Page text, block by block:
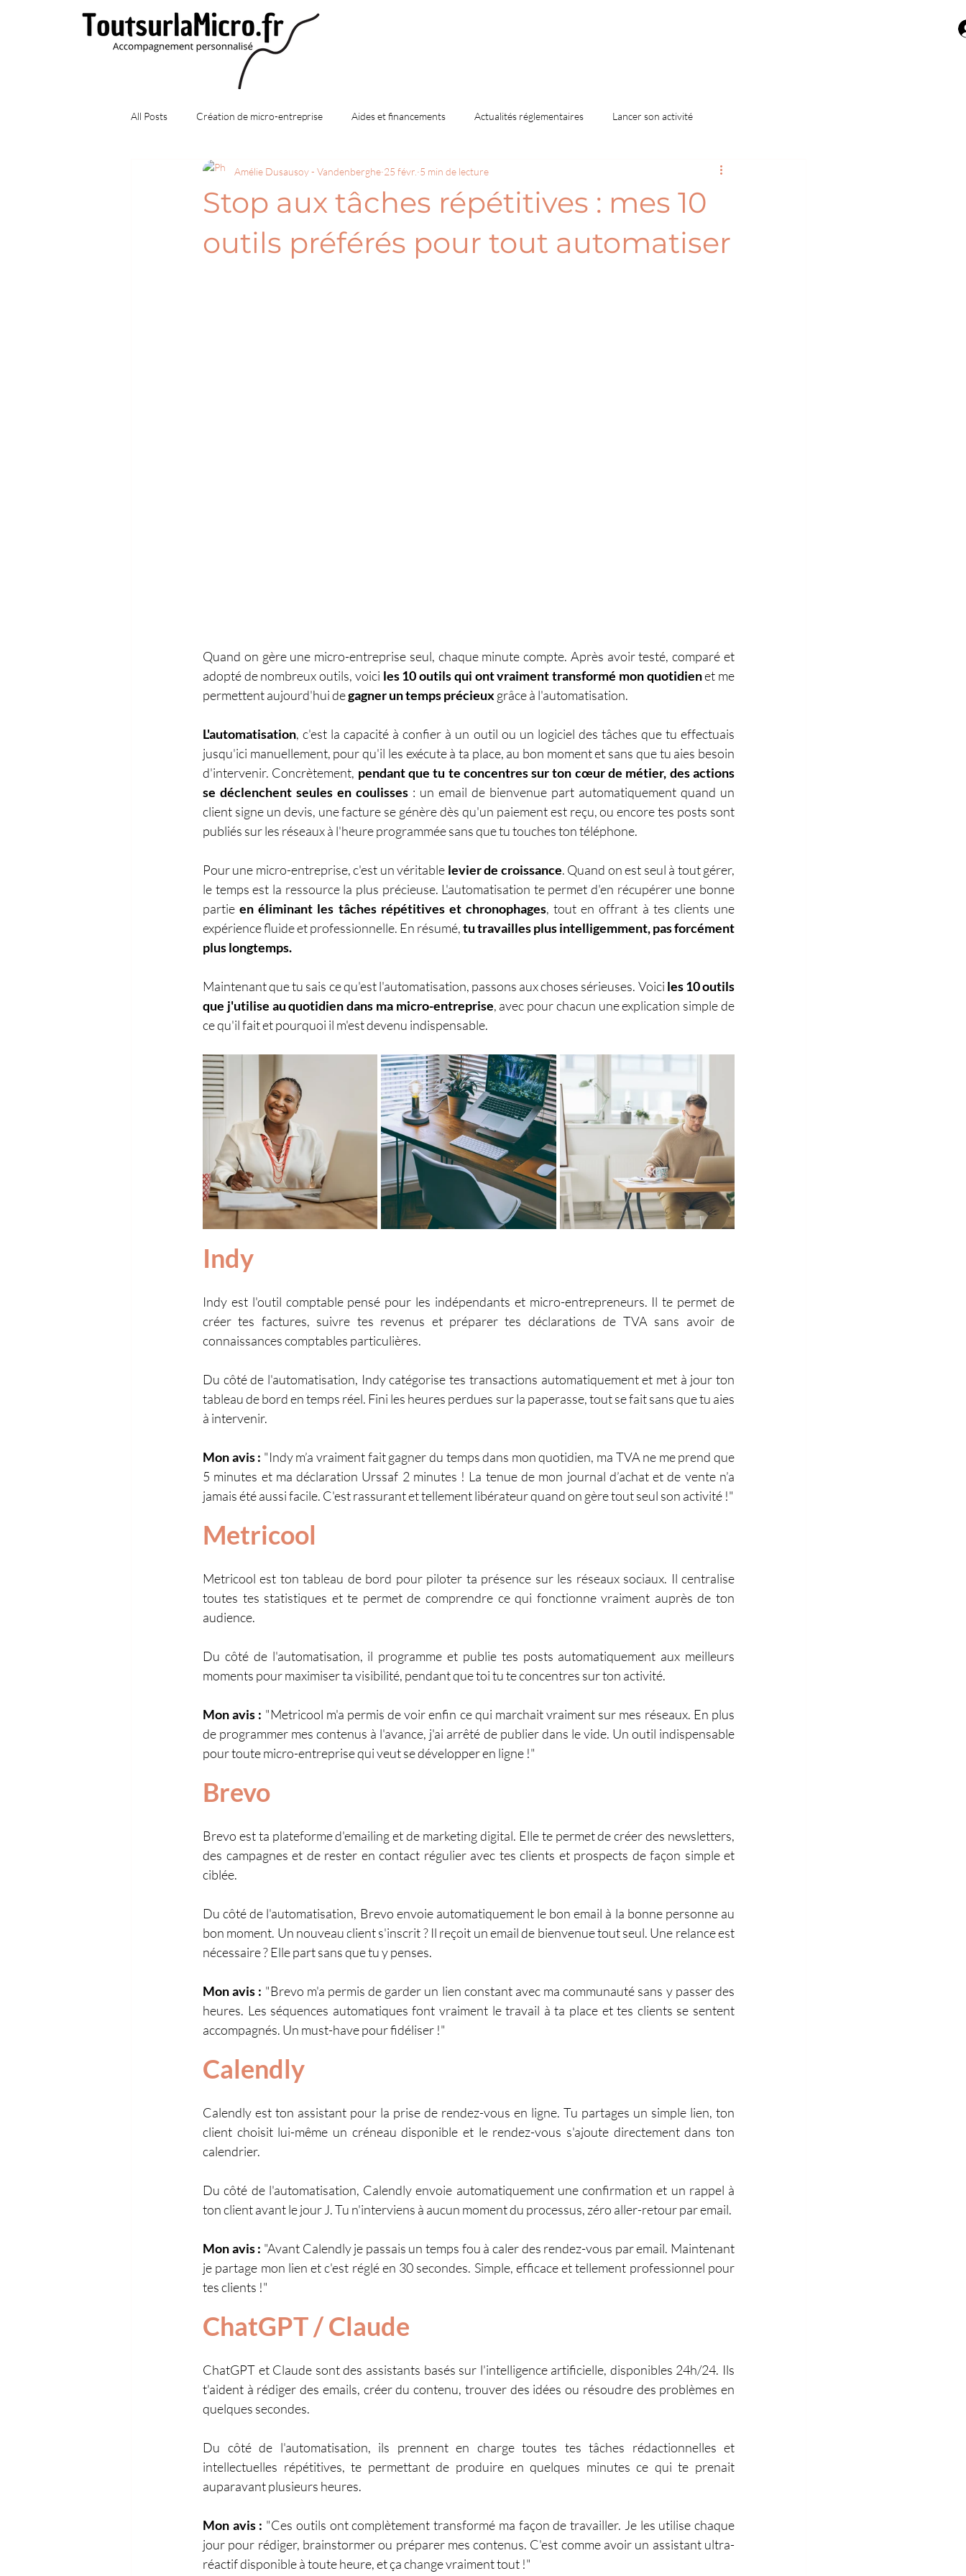
All Posts Création de micro-entreprise Aides et financements Actualités réglementaires Lancer son activité
Démarches et formalités Statut auto-entrepreneur ACRE et aides à la création Optimisation financière
Stop aux tâches répétitives : mes 10
outils préférés pour tout automatiser
Amélie Dusausoy - Vandenberghe 25 févr. 5 min de lecture
Quand on gère une micro-entreprise seul, chaque minute compte. Après avoir testé, comparé et
adopté de nombreux outils, voici les 10 outils qui ont vraiment transformé mon quotidien et me
permettent aujourd'hui de gagner un tempsprécieux grâce à l'automatisation.
L'automatisation, c'est la capacité à confier à un outil ou un logiciel des tâches que tu effectuais
jusqu'ici manuellement, pour qu'il les exécute à ta place, au bon moment et sans que tu aies besoin
d'intervenir. Concrètement, pendant que tu te concentres sur ton cœur de métier, des actions
se déclenchent seules en coulisses : un email de bienvenue part automatiquement quand un
client signe un devis, une facture se génère dès qu'un paiement est reçu, ou encore tes posts sont
publiés sur les réseaux à l'heure programmée sans que tu touches ton téléphone.
Pour une micro-entreprise, c'est un véritable levier de croissance. Quand on est seul à tout gérer,
le temps est la ressource la plus précieuse. L'automatisation te permet d'en récupérer une bonne
partie en éliminant les tâches répétitives et chronophages, tout en offrant à tes clients une
expérience fluide et professionnelle. En résumé, tu travailles plus intelligemment, pas forcément
plus longtemps.
Maintenant que tu sais ce qu'est l'automatisation, passons aux choses sérieuses. Voici les 10 outils
que j'utilise au quotidien dans ma micro-entreprise, avec pour chacun une explication simple de
ce qu'il fait et pourquoi il m'est devenu indispensable.
Indy
Indy est l'outil comptable pensé pour les indépendants et micro-entrepreneurs. Il te permet de
créer tes factures, suivre tes revenus et préparer tes déclarations de TVA sans avoir de
connaissances comptables particulières.
Du côté de l'automatisation, Indy catégorise tes transactions automatiquement et met à jour ton
tableau de bord en temps réel. Fini les heures perdues sur la paperasse, tout se fait sans que tu aies
à intervenir.
Mon avis : "Indy m’a vraiment fait gagner du temps dans mon quotidien, ma TVA ne me prend que
5 minutes et ma déclaration Urssaf 2 minutes ! La tenue de mon journal d’achat et de vente n’a
jamais été aussi facile. C'est rassurant et tellement libérateur quand on gère tout seul son activité !"
Metricool
Metricool est ton tableau de bord pour piloter ta présence sur les réseaux sociaux. Il centralise
toutes tes statistiques et te permet de comprendre ce qui fonctionne vraiment auprès de ton
audience.
Du côté de l'automatisation, il programme et publie tes posts automatiquement aux meilleurs
moments pour maximiser ta visibilité, pendant que toi tu te concentres sur ton activité.
Mon avis : "Metricool m'a permis de voir enfin ce qui marchait vraiment sur mes réseaux. En plus
de programmer mes contenus à l'avance, j'ai arrêté de publier dans le vide. Un outil indispensable
pour toute micro-entreprise qui veut se développer en ligne !"
Brevo
Brevo est ta plateforme d'emailing et de marketing digital. Elle te permet de créer des newsletters,
des campagnes et de rester en contact régulier avec tes clients et prospects de façon simple et
ciblée.
Du côté de l'automatisation, Brevo envoie automatiquement le bon email à la bonne personne au
bon moment. Un nouveau client s'inscrit ? Il reçoit un email de bienvenue tout seul. Une relance est
nécessaire ? Elle part sans que tu y penses.
Mon avis : "Brevo m'a permis de garder un lien constant avec ma communauté sans y passer des
heures. Les séquences automatiques font vraiment le travail à ta place et tes clients se sentent
accompagnés. Un must-have pour fidéliser !"
Calendly
Calendly est ton assistant pour la prise de rendez-vous en ligne. Tu partages un simple lien, ton
client choisit lui-même un créneau disponible et le rendez-vous s'ajoute directement dans ton
calendrier.
Du côté de l'automatisation, Calendly envoie automatiquement une confirmation et un rappel à
ton client avant le jour J. Tu n'interviens à aucun moment du processus, zéro aller-retour par email.
Mon avis : "Avant Calendly je passais un temps fou à caler des rendez-vous par email. Maintenant
je partage mon lien et c'est réglé en 30 secondes. Simple, efficace et tellement professionnel pour
tes clients !"
ChatGPT / Claude
ChatGPT et Claude sont des assistants basés sur l'intelligence artificielle, disponibles 24h/24. Ils
t'aident à rédiger des emails, créer du contenu, trouver des idées ou résoudre des problèmes en
quelques secondes.
Du côté de l'automatisation, ils prennent en charge toutes tes tâches rédactionnelles et
intellectuelles répétitives, te permettant de produire en quelques minutes ce qui te prenait
auparavant plusieurs heures.
Mon avis : "Ces outils ont complètement transformé ma façon de travailler. Je les utilise chaque
jour pour rédiger, brainstormer ou préparer mes contenus. C'est comme avoir un assistant ultra-
réactif disponible à toute heure, et ça change vraiment tout !"